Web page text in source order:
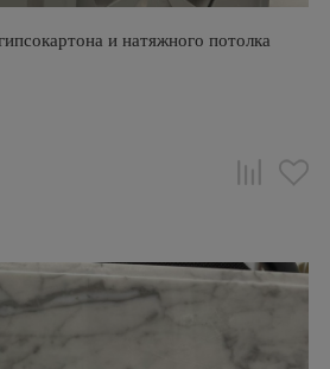
и натяжного потолка